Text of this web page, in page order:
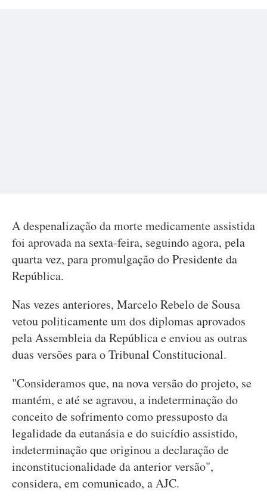
A despenalização da morte medicamente assistida
foi aprovada na sexta-feira, seguindo agora, pela
quarta vez, para promulgação do Presidente da
República.
Nas vezes anteriores, Marcelo Rebelo de Sousa
vetou politicamente um dos diplomas aprovados
pela Assembleia da República e enviou as outras
duas versões para o Tribunal Constitucional.
"Consideramos que, na nova versão do projeto, se
mantém, e até se agravou, a indeterminação do
conceito de sofrimento como pressuposto da
legalidade da eutanásia e do suicídio assistido,
indeterminação que originou a declaração de
inconstitucionalidade da anterior versão",
considera, em comunicado, a AJC.